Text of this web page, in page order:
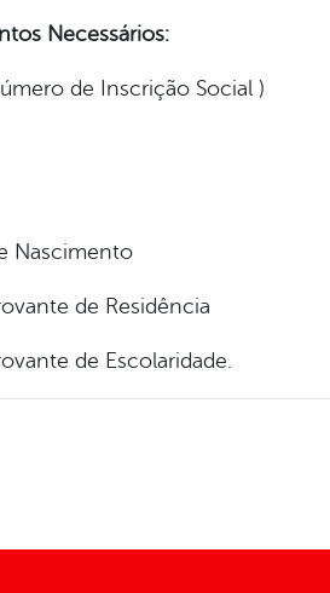
Necessários:
de Inscrição Social )
Nascimento
de Residência
de Escolaridade.